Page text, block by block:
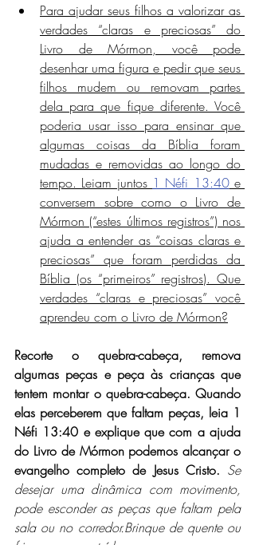
Para ajudar seus filhos a valorizar as
verdades “claras e preciosas” do
Livro de Mórmon, você pode
desenhar uma figura e pedir que seus
filhos mudem ou removam partes
dela para que fique diferente. Você
poderia usar isso para ensinar que
algumas coisas da Bíblia foram
mudadas e removidas ao longo do
tempo. Leiam juntos 1 Néfi 13:40 e
conversem sobre como o Livro de
Mórmon (“estes últimos registros”) nos
ajuda a entender as “coisas claras e
preciosas” que foram perdidas da
Bíblia (os “primeiros” registros). Que
verdades “claras e preciosas” você
aprendeu com o Livro de Mórmon?
Recorte o quebra-cabeça, remova
algumas peças e peça às crianças que
tentem montar o quebra-cabeça. Quando
elas perceberem que faltam peças, leia 1
Néfi 13:40 e explique que com a ajuda
do Livro de Mórmon podemos alcançar o
evangelho completo de Jesus Cristo. Se
desejar uma dinâmica com movimento,
pode esconder as peças que faltam pela
sala ou no corredor.Brinque de quente ou